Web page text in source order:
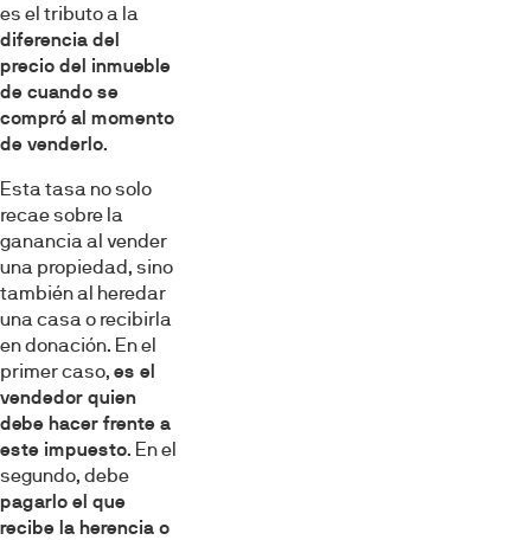
es el tributo a la
diferencia del
precio del inmueble
de cuando se
compró al momento
de venderlo.
Esta tasa no solo
recae sobre la
ganancia al vender
una propiedad, sino
también al heredar
una casa o recibirla
en donación. En el
primer caso, es el
vendedor quien
debe hacer frente a
este impuesto. En el
segundo, debe
pagarlo el que
recibe la herencia o